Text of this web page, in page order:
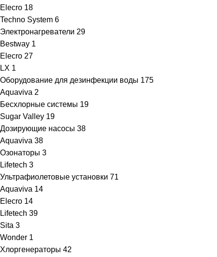
Elecro 18
Techno System 6
Электронагреватели 29
Bestway 1
Elecro 27
LX 1
Оборудование для дезинфекции воды 175
Aquaviva 2
Бесхлорные системы 19
Sugar Valley 19
Дозирующие насосы 38
Aquaviva 38
Озонаторы 3
Lifetech 3
Ультрафиолетовые установки 71
Aquaviva 14
Elecro 14
Lifetech 39
Sita 3
Wonder 1
Хлоргенераторы 42